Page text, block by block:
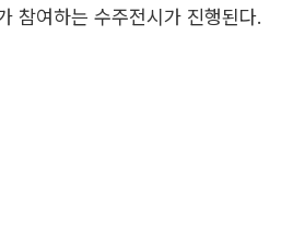
참여하는 수주전시가 진행된다.